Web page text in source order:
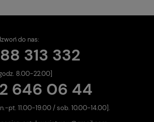
do nas:
313 332
8.00-22.00]
646 06 44
pt. 11.00-19.00 / sob. 10.00-14.00].